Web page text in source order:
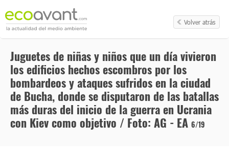
Volver atrás
Juguetes de niñas y niños que un día vivieron
los edificios hechos escombros por los
bombardeos y ataques sufridos en la ciudad
de Bucha, donde se disputaron de las batallas
más duras del inicio de la guerra en Ucrania
con Kiev como objetivo / Foto: AG - EA 6/19